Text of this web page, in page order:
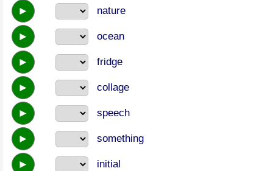
► nature
► ocean
► fridge
► collage
► speech
► something
► initial